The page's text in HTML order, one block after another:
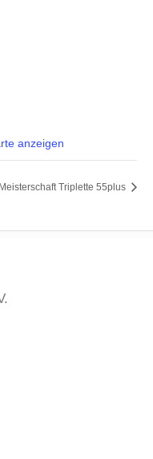
anzeigen
Triplette 55plus